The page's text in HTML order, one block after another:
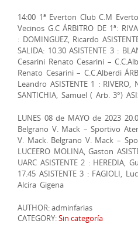
14:00 1ª Everton Club C.M
Vecinos G.C ÁRBITRO DE 1ª:
: DOMINGUEZ, Ricardo
SALIDA: 10.30 ASISTENTE 3 :
Cesarini Renato Cesarini –
Renato Cesarini – C.C.Alberdi
Leandro ASISTENTE 1 : RIVERO,
SANTICHIA, Samuel ( Arb. 3°)
LUNES 08 de MAYO de 2023
Belgrano V. Mack – Sportivo
V. Mack. Belgrano V. Mack –
LUCEERO MOLINA, Gaston
UARC ASISTENTE 2 : HEREDIA,
17.45 ASISTENTE 3 : FAGIOLI,
Alcira Gigena
AUTHOR: adminfarias
CATEGORY:Sin categoría